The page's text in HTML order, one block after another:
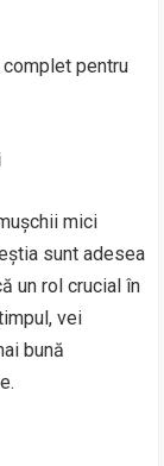
pentru
mici
sunt adesea
un rol crucial în
vei
bună